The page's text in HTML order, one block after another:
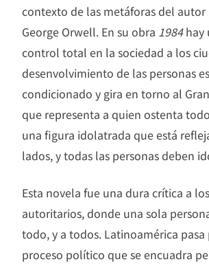
contexto de las metáforas del
George Orwell. En su obra 1984hay
control total en la sociedad a los
desenvolvimiento de las personas
condicionado y gira en torno al
que representa a quien ostenta
una figura idolatrada que está
lados, y todas las personas deben
Esta novela fue una dura crítica a
autoritarios, donde una sola
todo, y a todos. Latinoamérica pasa
proceso político que se encuadra